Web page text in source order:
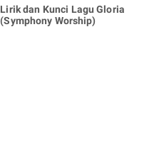
Lirik dan Kunci Lagu Gloria
(Symphony Worship)